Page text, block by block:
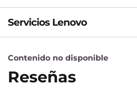
Servicios Lenovo
Servicios de Soluciones
Diseñe la mejor estrategia para
Contenido no disponible
Reseñas